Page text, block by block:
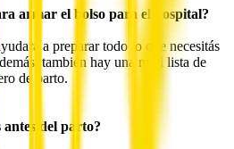
armar el bolso para el hospital?
a preparar todo lo que necesitás
también hay una mini lista de
de parto.
antes del parto?